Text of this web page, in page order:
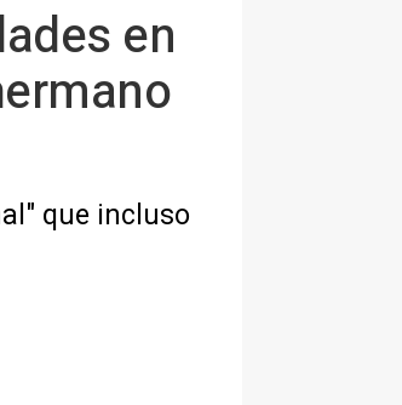
en
que incluso